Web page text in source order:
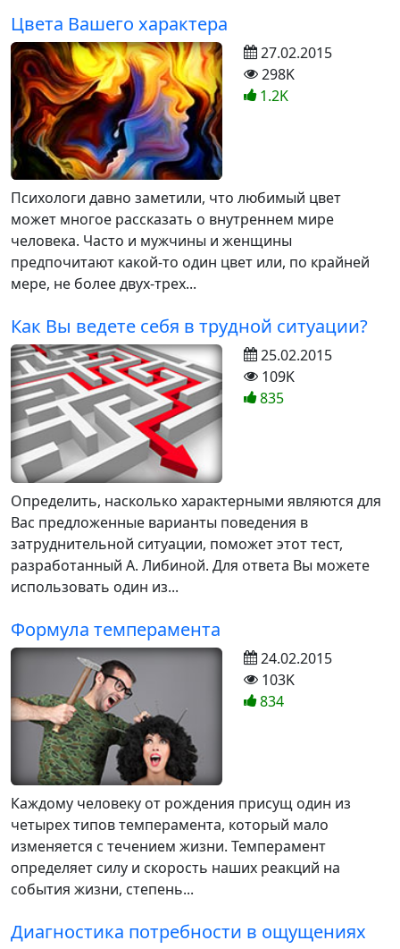
Цвета Вашего характера
Психологи давно заметили, что любимый цвет
может многое рассказать о внутреннем мире
человека. Часто и мужчины и женщины
предпочитают какой-то один цвет или, по крайней
мере, не более двух-трех...
27.02.2015
298K
1.2K
Как Вы ведете себя в трудной ситуации?
Определить, насколько характерными являются для
Вас предложенные варианты поведения в
затруднительной ситуации, поможет этот тест,
разработанный А. Либиной. Для ответа Вы можете
использовать один из...
25.02.2015
109K
835
Формула темперамента
Каждому человеку от рождения присущ один из
четырех типов темперамента, который мало
изменяется с течением жизни. Темперамент
определяет силу и скорость наших реакций на
события жизни, степень...
24.02.2015
103K
834
Диагностика потребности в ощущениях